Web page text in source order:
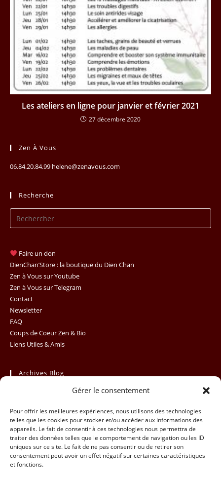
Gérer le consentement
Pour offrir les meilleures expériences, nous utilisons des technologies
telles que les cookies pour stocker et/ou accéder aux informations des
appareils. Le fait de consentir à ces technologies nous permettra de
traiter des données telles que le comportement de navigation ou les ID
uniques sur ce site. Le fait de ne pas consentir ou de retirer son
consentement peut avoir un effet négatif sur certaines caractéristiques
et fonctions.
Les ateliers en ligne pour janvier et février 2021
27 décembre 2020
Zen À Vous
06.84.20.84.99 helene@zenavous.com
Recherche
Faire un don
DienChan’Store : la boutique du Dien Chan
Zen à Vous sur Youtube
Zen à Vous sur Telegram
Contact
Newsletter
FAQ
Coups de Coeur Zen & Bio
Liens Utiles & Amis
Archives Blog
Sélectionner un mois